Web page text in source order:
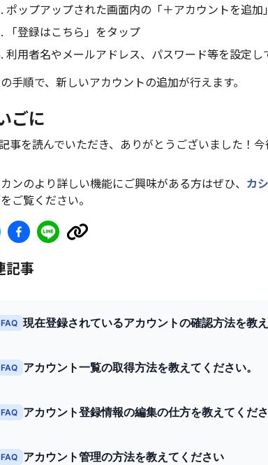
ポップアップされた画面内の「＋アカウントを追加
「登録はこちら」をタップ
利用者名やメールアドレス、パスワード等を設定
手順で、新しいアカウントの追加が行えます。
ごに
事を読んでいただき、ありがとうございました！
ンのより詳しい機能にご興味がある方はぜひ、 カ
をご覧ください。
記事
FAQ 現在登録されているアカウントの確認方法を教え
FAQ アカウント一覧の取得方法を教えてください。
FAQ アカウント登録情報の編集の仕方を教えてくだ
FAQ アカウント管理の方法を教えてください